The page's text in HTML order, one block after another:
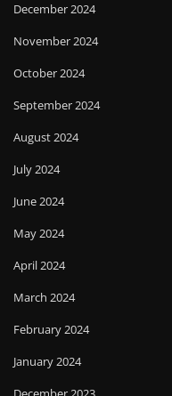
December 2024
November 2024
October 2024
September 2024
August 2024
July 2024
June 2024
May 2024
April 2024
March 2024
February 2024
January 2024